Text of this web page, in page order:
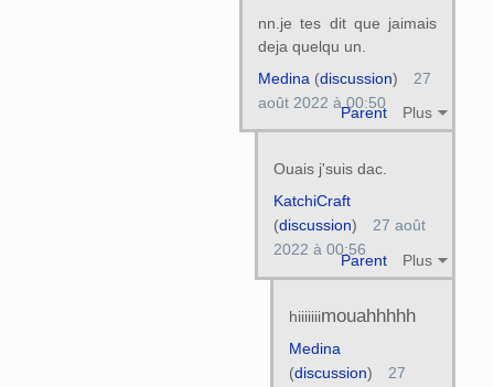
nn.je tes dit que jaimais
deja quelqu un.
Parent Plus
Medina (discussion)
27
août 2022 à 00:50
Ouais j'suis dac.
Parent Plus
KatchiCraft
(discussion)
27 août
2022 à 00:56
hiiiiiiimouahhhhh
Medina
(discussion)
27